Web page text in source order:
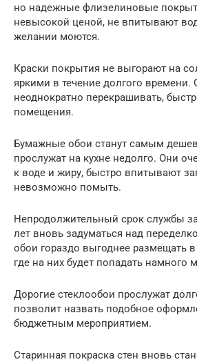
но надежные флизелиновые
невысокой ценой, не впитывают
желании моются.
Краски покрытия не выгорают на
яркими в течение долгого
неоднократно перекрашивать,
помещения.
Бумажные обои станут самым
прослужат на кухне недолго. Они
к воде и жиру, быстро впитывают
невозможно помыть.
Непродолжительный срок службы
лет вновь задуматься над
обои гораздо выгоднее размещать
где на них будет попадать намного
Дорогие стеклообои прослужат
позволит назвать подобное
бюджетным мероприятием.
Старинная покраска стен вновь